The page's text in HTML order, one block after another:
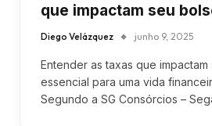
que impactam seu
Diego Velázquez junho 9, 2025
Entender as taxas que
essencial para uma vida
Segundo a SG Consórcios –